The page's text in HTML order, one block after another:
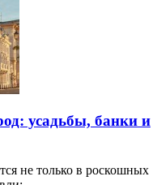
усадьбы, банки и
не только в роскошных